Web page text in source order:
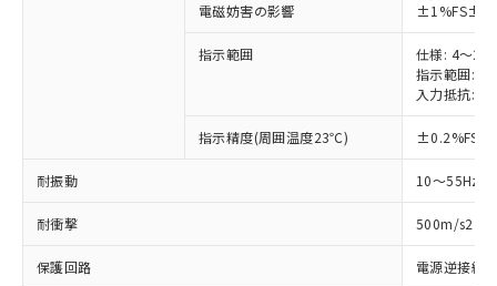
電磁妨害の影響 ±1%FS±1
指示範囲
仕様: 4～
指示範囲:
入力抵抗:
指示精度(周囲温度23℃)
耐振動 10～55Hz
耐衝撃 500m/s2 X
保護回路 電源逆接続